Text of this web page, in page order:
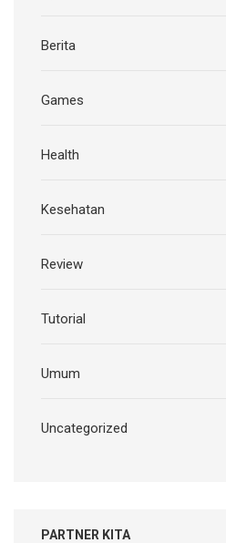
Berita
Games
Health
Kesehatan
Review
Tutorial
Umum
Uncategorized
PARTNER KITA